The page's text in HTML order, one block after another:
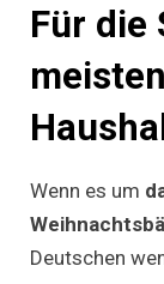
Für die
Wenn es um
Deutschen